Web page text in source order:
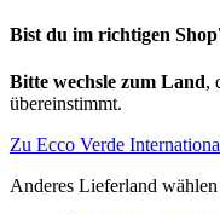
Bist du im richtigen
Bitte wechsle zum Land,
übereinstimmt.
Zu Ecco Verde
Anderes Lieferland wählen